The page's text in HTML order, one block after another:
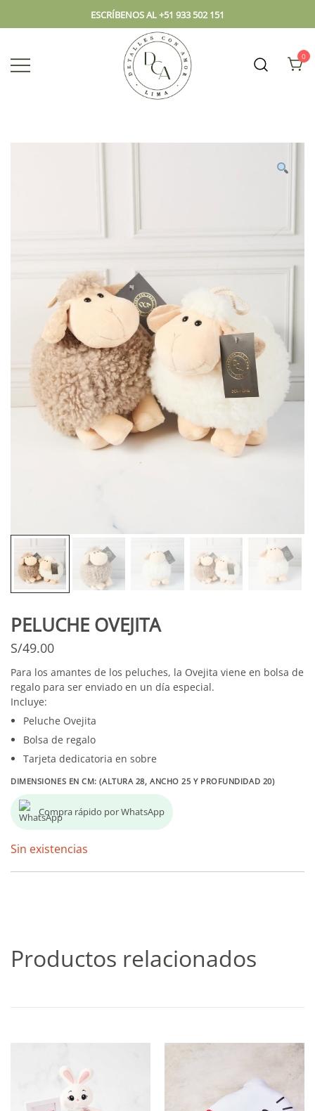
ESCRÍBENOS AL +51 933 502 151
lugar.
0
PELUCHE OVEJITA
S/49.00
Para los amantes de los peluches, la Ovejita viene en bolsa de
regalo para ser enviado en un día especial.
Incluye:
Peluche Ovejita
Bolsa de regalo
Tarjeta dedicatoria en sobre
DIMENSIONES EN CM: (ALTURA 28, ANCHO 25 Y PROFUNDIDAD 20)
Compra rápido por WhatsApp
Sin existencias
Productos relacionados